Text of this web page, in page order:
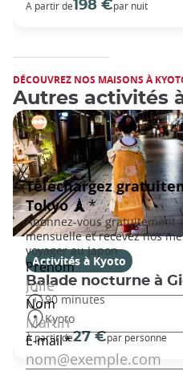
A partir de198 €par nuit
DÉCOUVREZ NOS MAISONS À
Autres activités
Activités à Kyoto
Balade nocturne à
90 minutes
Kyoto
À partir de27 €par personne